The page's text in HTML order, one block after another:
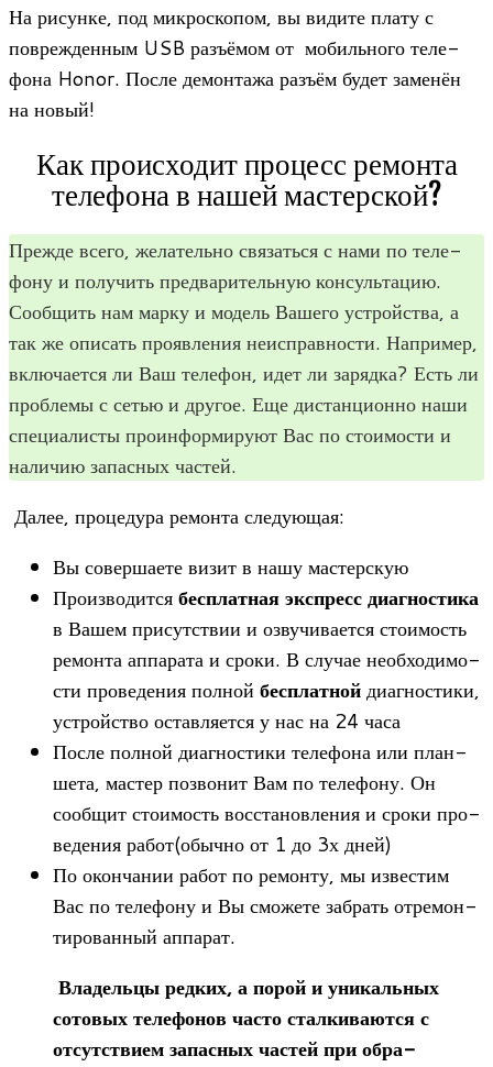
На рисунке, под мик­ро­ско­пом, вы видите плату с
повре­жден­ным USB разъ­ёмом от мобиль­ного теле­
фона Honor. После демон­тажа разъём будет заме­нён
на новый!
Как происходит процесс ремонта
телефона в нашей мастерской?
Прежде всего, жела­тельно свя­заться с нами по теле­
фону и полу­чить пред­ва­ри­тель­ную кон­суль­та­цию.
Сооб­щить нам марку и модель Вашего устрой­ства, а
так же опи­сать про­яв­ле­ния неис­прав­но­сти. Напри­мер,
вклю­ча­ется ли Ваш теле­фон, идет ли зарядка? Есть ли
про­блемы с сетью и дру­гое. Еще дистан­ци­онно наши
спе­ци­а­ли­сты про­ин­фор­ми­руют Вас по сто­и­мо­сти и
нали­чию запас­ных частей.
Далее, про­це­дура ремонта следующая:
Вы совер­ша­ете визит в нашу мастерскую
Про­из­во­дитсябес­плат­ная экс­пресс диа­гно­стика
в Вашем при­сут­ствии и озву­чи­ва­ется сто­и­мость
ремонта аппа­рата и сроки. В слу­чае необ­хо­ди­мо­
сти про­ве­де­ния пол­ной бес­плат­нойдиа­гно­стики,
устрой­ство остав­ля­ется у нас на 24 часа
После пол­ной диа­гно­стики теле­фона или план­
шета, мастер позво­нит Вам по теле­фону. Он
сооб­щит сто­и­мость вос­ста­нов­ле­ния и сроки про­
ве­де­ния работ(обычно от 1 до 3х дней)
По окон­ча­нии работ по ремонту, мы изве­стим
Вас по теле­фону и Вы смо­жете забрать отре­мон­
ти­ро­ван­ный аппарат.
Вла­дельцы ред­ких, а порой и уни­каль­ных
сото­вых теле­фо­нов часто стал­ки­ва­ются с
отсут­ствием запас­ных частей при обра­